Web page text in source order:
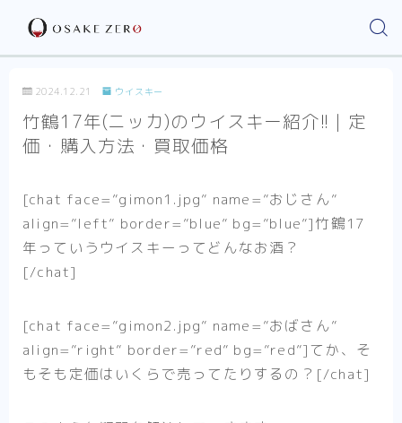
2024.12.21 ウイスキー
竹鶴17年(ニッカ)のウイスキー紹介!!｜定
価・購入方法・買取価格
[chat face=”gimon1.jpg” name=”おじさん”
align=”left” border=”blue” bg=”blue”]竹鶴17
年っていうウイスキーってどんなお酒？
[/chat]
[chat face=”gimon2.jpg” name=”おばさん”
align=”right” border=”red” bg=”red”]てか、そ
もそも定価はいくらで売ってたりするの？[/chat]